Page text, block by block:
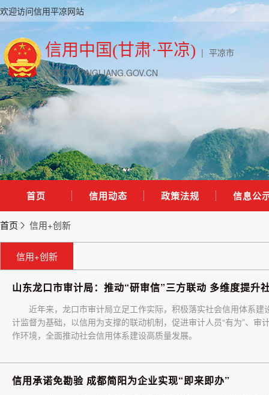
欢迎访问信用平凉网站
信用中国(甘肃·平凉) | 平凉市
CREDIT.PINGLIANG.GOV.CN
首页 信用动态 政策法规 信息公
首页 信用+创新
信用+创新
山东龙口市审计局：推动“研审信”三方联动 多维度提升
近年来，龙口市审计局立足工作实际，积极落实社会信用体系
计监督为基础，以信用为支撑的联动机制，促进审计人员“有为”、
作环境，全面推动社会信用体系建设高质量发展。
信用承诺免勘验 成都简阳为企业实现“即来即办”